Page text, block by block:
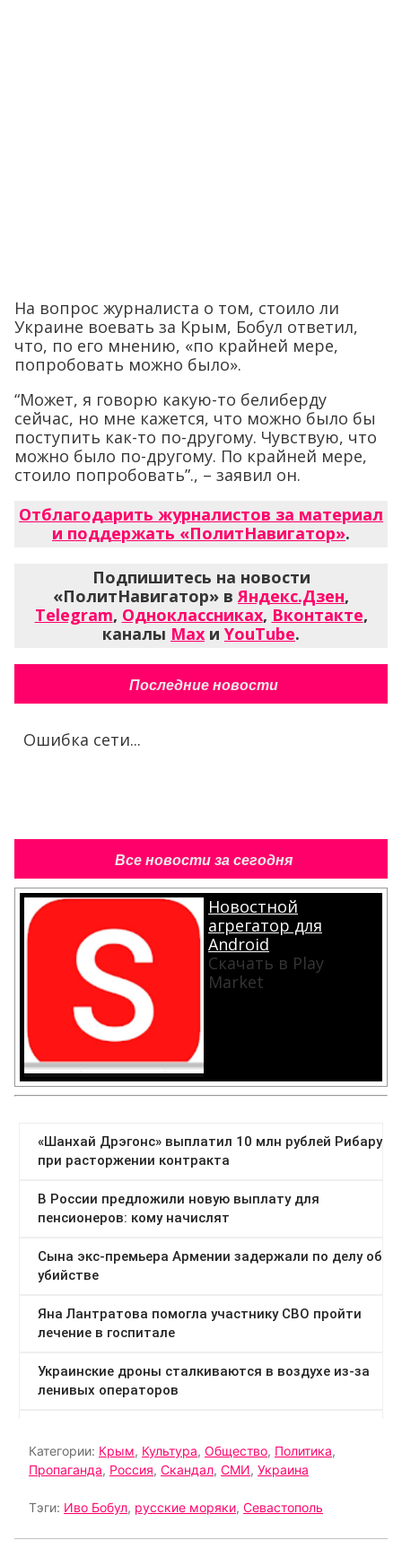
На вопрос журналиста о том, стоило ли
Украине воевать за Крым, Бобул ответил,
что, по его мнению, «по крайней мере,
попробовать можно было».
“Может, я говорю какую-то белиберду
сейчас, но мне кажется, что можно было бы
поступить как-то по-другому. Чувствую, что
можно было по-другому. По крайней мере,
стоило попробовать”., – заявил он.
Отблагодарить журналистов за материал
и поддержать «ПолитНавигатор».
Подпишитесь на новости
«ПолитНавигатор» вЯндекс.Дзен,
Telegram, Одноклассниках, Вконтакте,
каналы Max и YouTube.
Последние новости
Ошибка сети...
Все новости за сегодня
Новостной
агрегатор для
Android
Скачать в Play
Market
Категории: Крым, Культура, Общество, Политика,
Пропаганда, Россия, Скандал, СМИ, Украина
Тэги: Иво Бобул, русские моряки, Севастополь